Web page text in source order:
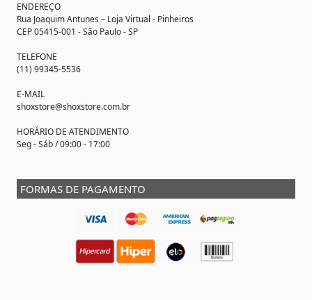
ENDEREÇO
Rua Joaquim Antunes – Loja Virtual - Pinheiros
CEP 05415-001 - São Paulo - SP
TELEFONE
(11) 99345-5536
E-MAIL
shoxstore@shoxstore.com.br
HORÁRIO DE ATENDIMENTO
Seg - Sáb / 09:00 - 17:00
FORMAS DE PAGAMENTO